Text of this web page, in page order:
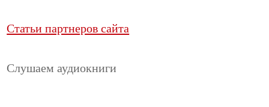
Статьи партнеров сайта
Слушаем аудиокниги